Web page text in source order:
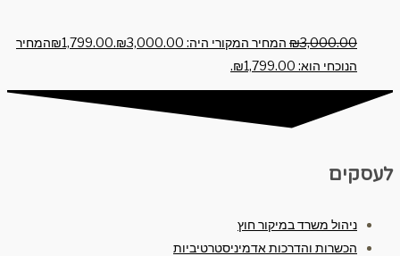
₪3,000.00 המחיר המקורי היה: ₪3,000.00. ₪1,799.00
המחיר
הנוכחי הוא: ₪1,799.00.
לעסקים
ניהול משרד במיקור חוץ
הכשרות והדרכות אדמיניסטרטיביות